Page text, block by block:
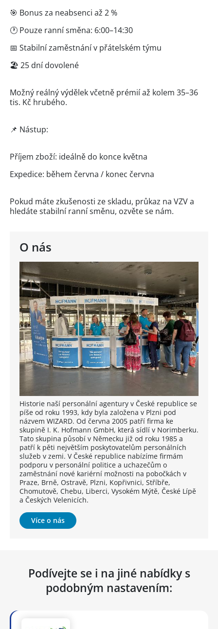
O nás
Historie naší personální agentury v České republice se
píše od roku 1993, kdy byla založena v Plzni pod
názvem WIZARD. Od června 2005 patří firma ke
skupině I. K. Hofmann GmbH, která sídlí v Norimberku.
Tato skupina působí v Německu již od roku 1985 a
patří k pěti největším poskytovatelům personálních
služeb v zemi. V České republice nabízíme firmám
podporu v personální politice a uchazečům o
zaměstnání nové kariérní možnosti na pobočkách v
Praze, Brně, Ostravě, Plzni, Kopřivnici, Stříbře,
Chomutově, Chebu, Liberci, Vysokém Mýtě, České Lípě
a Českých Velenicích.
Více o nás
🎯 Bonus za neabsenci až 2 %
🕐 Pouze ranní směna: 6:00–14:30
📅 Stabilní zaměstnání v přátelském týmu
🏖 25 dní dovolené
Možný reálný výdělek včetně prémií až kolem 35–36
tis. Kč hrubého.
📌 Nástup:
Příjem zboží: ideálně do konce května
Expedice: během června / konec června
Pokud máte zkušenosti ze skladu, průkaz na VZV a
hledáte stabilní ranní směnu, ozvěte se nám.
Podívejte se i na jiné nabídky s
podobným nastavením: